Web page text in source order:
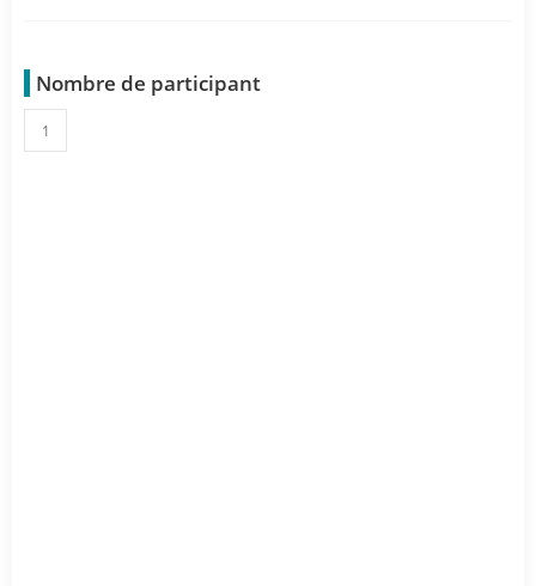
Nombre de participant